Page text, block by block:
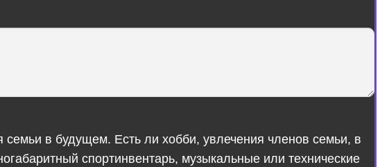
семьи в будущем. Есть ли хобби, увлечения членов семьи, в
спортинвентарь, музыкальные или технические